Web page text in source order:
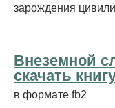
зарождения
Внеземной
cкачать
в формате fb2